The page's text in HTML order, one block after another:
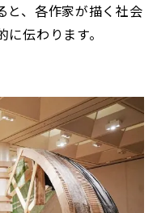
と、各作家が描く社会
伝わります。